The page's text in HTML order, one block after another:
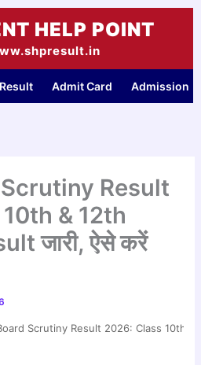
HELP POINT
Result Admit Card Admission
Result
& 12th
जारी, ऐसे करें
Scrutiny Result 2026: Class 10th &